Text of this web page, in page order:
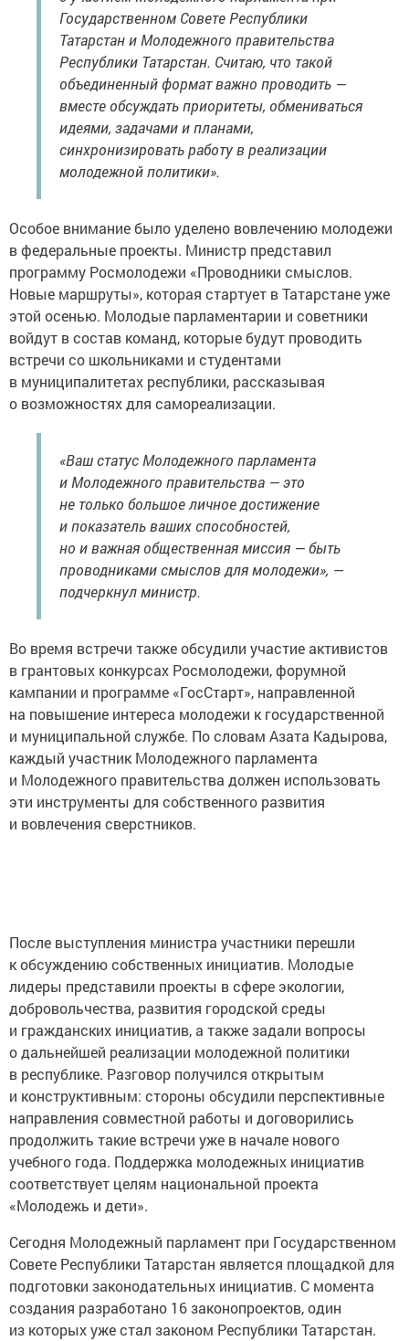
Государственном Совете Республики
Татарстан и Молодежного правительства
Республики Татарстан. Считаю, что такой
объединенный формат важно проводить —
вместе обсуждать приоритеты, обмениваться
идеями, задачами и планами,
синхронизировать работу в реализации
молодежной политики».
Особое внимание было уделено вовлечению молодежи
в федеральные проекты. Министр представил
программу Росмолодежи «Проводники смыслов.
Новые маршруты», которая стартует в Татарстане уже
этой осенью. Молодые парламентарии и советники
войдут в состав команд, которые будут проводить
встречи со школьниками и студентами
в муниципалитетах республики, рассказывая
о возможностях для самореализации.
«Ваш статус Молодежного парламента
и Молодежного правительства — это
не только большое личное достижение
и показатель ваших способностей,
но и важная общественная миссия — быть
проводниками смыслов для молодежи», —
подчеркнул министр.
Во время встречи также обсудили участие активистов
в грантовых конкурсах Росмолодежи, форумной
кампании и программе «ГосСтарт», направленной
на повышение интереса молодежи к государственной
и муниципальной службе. По словам Азата Кадырова,
каждый участник Молодежного парламента
и Молодежного правительства должен использовать
эти инструменты для собственного развития
и вовлечения сверстников.
После выступления министра участники перешли
к обсуждению собственных инициатив. Молодые
лидеры представили проекты в сфере экологии,
добровольчества, развития городской среды
и гражданских инициатив, а также задали вопросы
о дальнейшей реализации молодежной политики
в республике. Разговор получился открытым
и конструктивным: стороны обсудили перспективные
направления совместной работы и договорились
продолжить такие встречи уже в начале нового
учебного года. Поддержка молодежных инициатив
соответствует целям национальной проекта
«Молодежь и дети».
Сегодня Молодежный парламент при Государственном
Совете Республики Татарстан является площадкой для
подготовки законодательных инициатив. С момента
создания разработано 16 законопроектов, один
из которых уже стал законом Республики Татарстан.